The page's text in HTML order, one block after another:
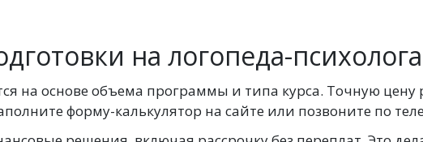
на логопеда-психолога
на основе объема программы и типа курса. Точную
форму-калькулятор на сайте или позвоните по